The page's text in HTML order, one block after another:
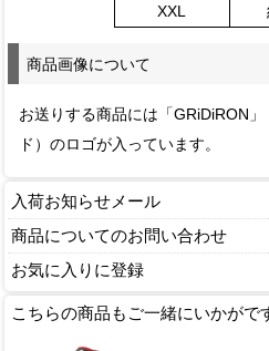
XXL
商品画像について
お送りする商品には「GRiDiRON
ド）のロゴが入っています。
入荷お知らせメール
商品についてのお問い合わせ
お気に入りに登録
こちらの商品もご一緒にいかがで